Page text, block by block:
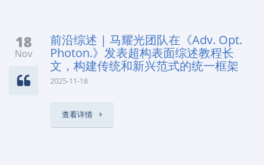
18
Nov
前沿综述 | 马耀光团队在《Adv. Opt.
Photon.》发表超构表面综述教程长
文，构建传统和新兴范式的统一框架
2025-11-18
查看详情